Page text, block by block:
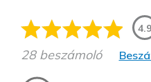
4.9
28 beszámoló